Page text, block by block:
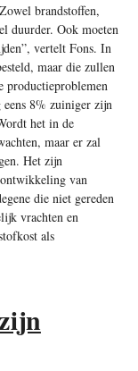
brandstoffen,
duurder. Ook moeten
vertelt Fons. In
maar die zullen
productieproblemen
eens 8% zuiniger zijn
het in de
maar er zal
Het zijn
van
die niet gereden
vrachten en
als